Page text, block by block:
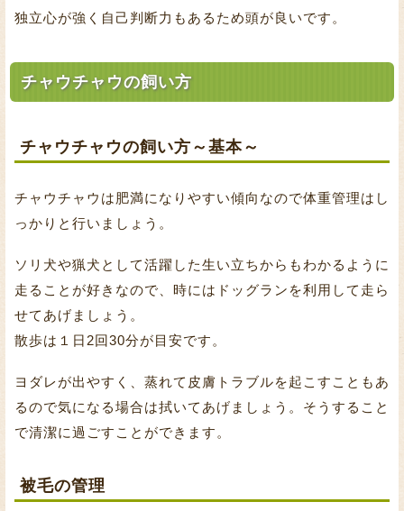
独立心が強く自己判断力もあるため頭が良いです。
チャウチャウの飼い方
チャウチャウの飼い方～基本～
チャウチャウは肥満になりやすい傾向なので体重管理はし
っかりと行いましょう。
ソリ犬や猟犬として活躍した生い立ちからもわかるように
走ることが好きなので、時にはドッグランを利用して走ら
せてあげましょう。
散歩は１日2回30分が目安です。
ヨダレが出やすく、蒸れて皮膚トラブルを起こすこともあ
るので気になる場合は拭いてあげましょう。そうすること
で清潔に過ごすことができます。
被毛の管理